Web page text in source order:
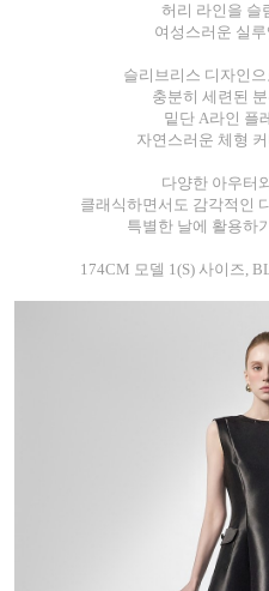
허리 라인을 슬
여성스러운 실
슬리브리스 디자인
충분히 세련된
밑단 A라인 플
자연스러운 체형
다양한 아우터
클래식하면서도 감각적인
특별한 날에 활용하
174CM 모델 1(S) 사이즈,